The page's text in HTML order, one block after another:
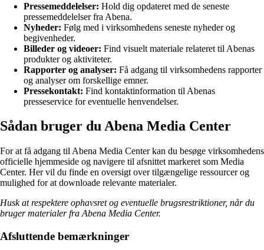
Pressemeddelelser: Hold dig opdateret med de seneste
pressemeddelelser fra Abena.
Nyheder: Følg med i virksomhedens seneste nyheder og
begivenheder.
Billeder og videoer: Find visuelt materiale relateret til Abenas
produkter og aktiviteter.
Rapporter og analyser: Få adgang til virksomhedens rapporter
og analyser om forskellige emner.
Pressekontakt: Find kontaktinformation til Abenas
presseservice for eventuelle henvendelser.
Sådan bruger du Abena Media Center
For at få adgang til Abena Media Center kan du besøge virksomhedens
officielle hjemmeside og navigere til afsnittet markeret som Media
Center. Her vil du finde en oversigt over tilgængelige ressourcer og
mulighed for at downloade relevante materialer.
Husk at respektere ophavsret og eventuelle brugsrestriktioner, når du
bruger materialer fra Abena Media Center.
Afsluttende bemærkninger